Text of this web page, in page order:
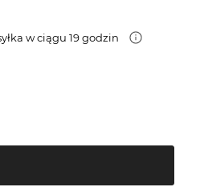
w ciągu 19 godzin